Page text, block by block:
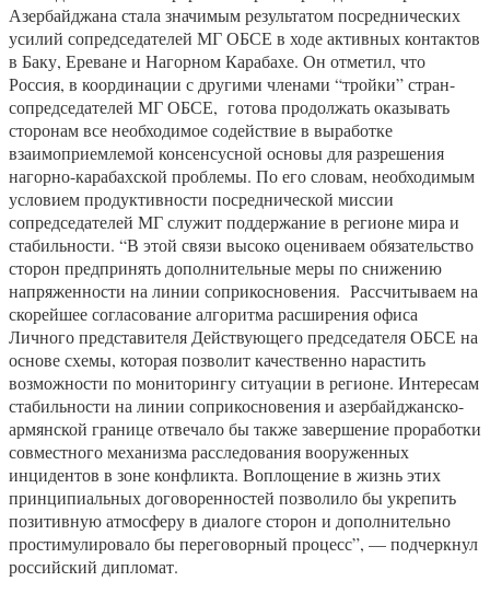
Азербайджана стала значимым результатом посреднических
усилий сопредседателей МГ ОБСЕ в ходе активных контактов
в Баку, Ереване и Нагорном Карабахе. Он отметил, что
Россия, в координации с другими членами “тройки” стран-
сопредседателей МГ ОБСЕ, готова продолжать оказывать
сторонам все необходимое содействие в выработке
взаимоприемлемой консенсусной основы для разрешения
нагорно-карабахской проблемы. По его словам, необходимым
условием продуктивности посреднической миссии
сопредседателей МГ служит поддержание в регионе мира и
стабильности. “В этой связи высоко оцениваем обязательство
сторон предпринять дополнительные меры по снижению
напряженности на линии соприкосновения. Рассчитываем на
скорейшее согласование алгоритма расширения офиса
Личного представителя Действующего председателя ОБСЕ на
основе схемы, которая позволит качественно нарастить
возможности по мониторингу ситуации в регионе. Интересам
стабильности на линии соприкосновения и азербайджанско-
армянской границе отвечало бы также завершение проработки
совместного механизма расследования вооруженных
инцидентов в зоне конфликта. Воплощение в жизнь этих
принципиальных договоренностей позволило бы укрепить
позитивную атмосферу в диалоге сторон и дополнительно
простимулировало бы переговорный процесс”, — подчеркнул
российский дипломат.